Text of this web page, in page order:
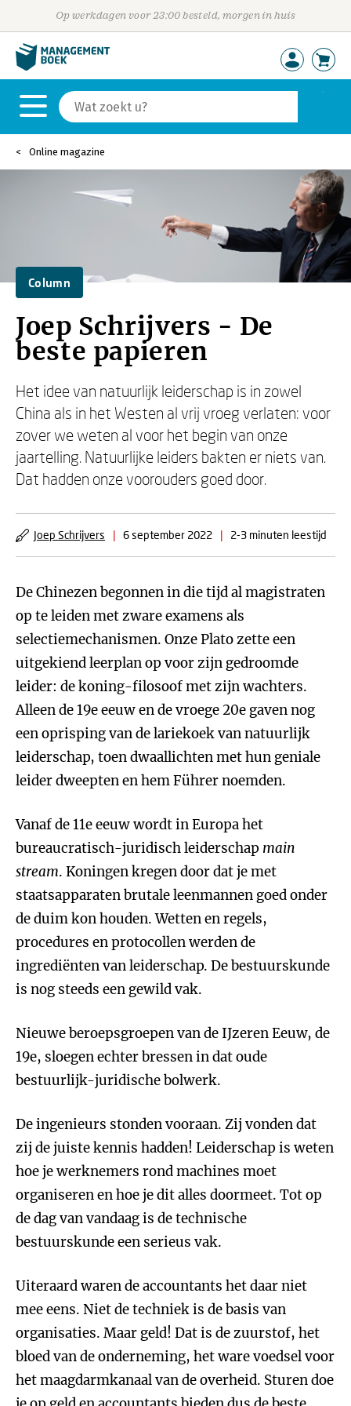
Op werkdagen voor 23:00 besteld, morgen in huis
Online magazine
Column
Joep Schrijvers - De
beste papieren
Het idee van natuurlijk leiderschap is in zowel
China als in het Westen al vrij vroeg verlaten: voor
zover we weten al voor het begin van onze
jaartelling. Natuurlijke leiders bakten er niets van.
Dat hadden onze voorouders goed door.
Joep Schrijvers | 6 september 2022 | 2-3 minuten leestijd
De Chinezen begonnen in die tijd al magistraten
op te leiden met zware examens als
selectiemechanismen. Onze Plato zette een
uitgekiend leerplan op voor zijn gedroomde
leider: de koning-filosoof met zijn wachters.
Alleen de 19e eeuw en de vroege 20e gaven nog
een oprisping van de lariekoek van natuurlijk
leiderschap, toen dwaallichten met hun geniale
leider dweepten en hem Führer noemden.
Vanaf de 11e eeuw wordt in Europa het
bureaucratisch-juridisch leiderschap main
stream. Koningen kregen door dat je met
staatsapparaten brutale leenmannen goed onder
de duim kon houden. Wetten en regels,
procedures en protocollen werden de
ingrediënten van leiderschap. De bestuurskunde
is nog steeds een gewild vak.
Nieuwe beroepsgroepen van de IJzeren Eeuw, de
19e, sloegen echter bressen in dat oude
bestuurlijk-juridische bolwerk.
De ingenieurs stonden vooraan. Zij vonden dat
zij de juiste kennis hadden! Leiderschap is weten
hoe je werknemers rond machines moet
organiseren en hoe je dit alles doormeet. Tot op
de dag van vandaag is de technische
bestuurskunde een serieus vak.
Uiteraard waren de accountants het daar niet
mee eens. Niet de techniek is de basis van
organisaties. Maar geld! Dat is de zuurstof, het
bloed van de onderneming, het ware voedsel voor
het maagdarmkanaal van de overheid. Sturen doe